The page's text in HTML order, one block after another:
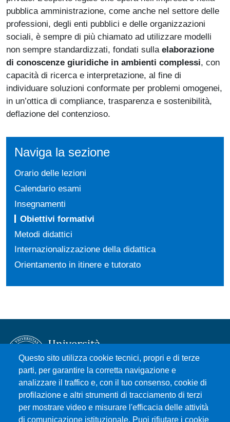
pubblica amministrazione, come anche nel settore delle
professioni, degli enti pubblici e delle organizzazioni
sociali, è sempre di più chiamato ad utilizzare modelli
non sempre standardizzati, fondati sulla elaborazione
di conoscenze giuridiche in ambienti complessi, con
capacità di ricerca e interpretazione, al fine di
individuare soluzioni conformate per problemi omogenei,
in un’ottica di compliance, trasparenza e sostenibilità,
deflazione del contenzioso.
Naviga la sezione
Orario delle lezioni
Calendario esami
Insegnamenti
Obiettivi formativi
Metodi didattici
Internazionalizzazione della didattica
Orientamento in itinere e tutorato
Questo sito utilizza cookie tecnici, propri e di terze
parti, per garantire la corretta navigazione e
analizzare il traffico e, con il tuo consenso, cookie di
profilazione e altri strumenti di tracciamento di terzi
per mostrare video e misurare l'efficacia delle attività
di comunicazione istituzionale. Puoi rifiutare i cookie
Università degli Studi di Messina
Piazza Pugliatti, 1 - 98122 Messina